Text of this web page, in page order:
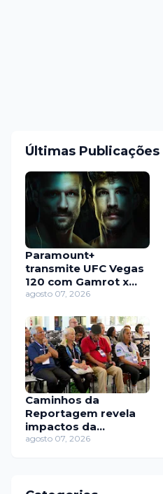
Últimas Publicações
Paramount+
transmite UFC Vegas
120 com Gamrot x
Salkilld e dez
agosto 07, 2026
Caminhos da
Reportagem revela
impactos da
desigualdade na vida
agosto 07, 2026